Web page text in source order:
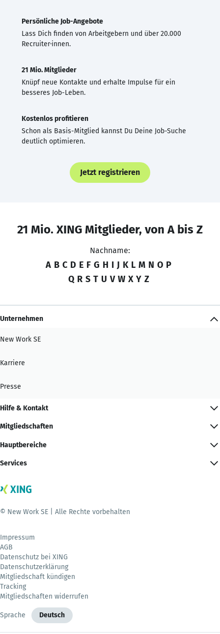
Persönliche Job-Angebote
Lass Dich finden von Arbeitgebern und über 20.000
Recruiter·innen.
21 Mio. Mitglieder
Knüpf neue Kontakte und erhalte Impulse für ein
besseres Job-Leben.
Kostenlos profitieren
Schon als Basis-Mitglied kannst Du Deine Job-Suche
deutlich optimieren.
Jetzt registrieren
21 Mio. XING Mitglieder, von A bis Z
Nachname:
A B C D E F G H I J K L M N O P
Q R S T U V W X Y Z
Unternehmen
New Work SE
Karriere
Presse
Hilfe & Kontakt
Mitgliedschaften
Hauptbereiche
Services
© New Work SE | Alle Rechte vorbehalten
Impressum
AGB
Datenschutz bei XING
Datenschutzerklärung
Mitgliedschaft kündigen
Tracking
Mitgliedschaften widerrufen
Sprache Deutsch